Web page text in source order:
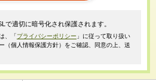
で適切に暗号化され保護されます。
、「プライバシーポリシー 」に従って取り扱い
（個人情報保護方針）をご確認、同意の上、送